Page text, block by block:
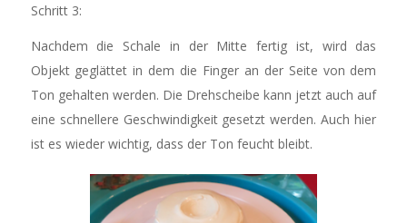
Schritt 3:
Nachdem die Schale in der Mitte fertig ist, wird das
Objekt geglättet in dem die Finger an der Seite von dem
Ton gehalten werden. Die Drehscheibe kann jetzt auch auf
eine schnellere Geschwindigkeit gesetzt werden. Auch hier
ist es wieder wichtig, dass der Ton feucht bleibt.